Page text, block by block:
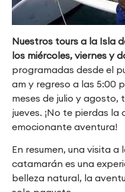
Nuestros tours a la Isla
los miércoles, viernes y
programadas desde el
am y regreso a las 5:00
meses de julio y agosto,
jueves. ¡No te pierdas
emocionante aventura!
En resumen, una visita
catamarán es una
belleza natural, la